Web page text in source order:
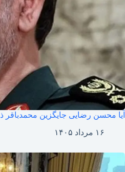
آیا محسن رضایی جایگزین محمدباقر
۱۶ مرداد ۱۴۰۵